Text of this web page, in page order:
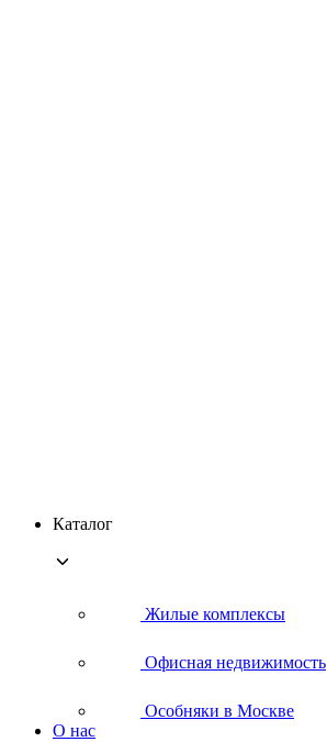
Каталог
Жилые комплексы
Офисная недвижимость
Особняки в Москве
О нас